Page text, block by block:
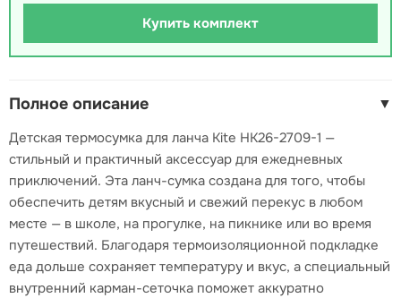
Купить комплект
Полное описание ▼
Детская термосумка для ланча Kite HK26-2709-1 —
стильный и практичный аксессуар для ежедневных
приключений. Эта ланч-сумка создана для того, чтобы
обеспечить детям вкусный и свежий перекус в любом
месте — в школе, на прогулке, на пикнике или во время
путешествий. Благодаря термоизоляционной подкладке
еда дольше сохраняет температуру и вкус, а специальный
внутренний карман-сеточка поможет аккуратно